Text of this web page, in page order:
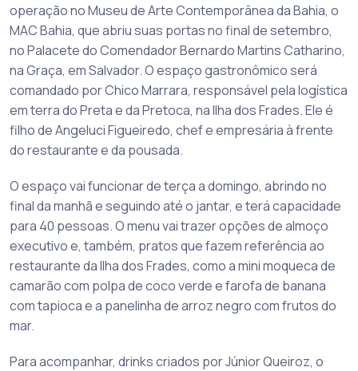
operação no Museu de Arte Contemporânea da Bahia, o
MAC Bahia, que abriu suas portas no final de setembro,
no Palacete do Comendador Bernardo Martins Catharino,
na Graça, em Salvador. O espaço gastronômico será
comandado por Chico Marrara, responsável pela logística
em terra do Preta e da Pretoca, na Ilha dos Frades. Ele é
filho de Angeluci Figueiredo, chef e empresária à frente
do restaurante e da pousada.
O espaço vai funcionar de terça a domingo, abrindo no
final da manhã e seguindo até o jantar, e terá capacidade
para 40 pessoas. O menu vai trazer opções de almoço
executivo e, também, pratos que fazem referência ao
restaurante da Ilha dos Frades, como a mini moqueca de
camarão com polpa de coco verde e farofa de banana
com tapioca e a panelinha de arroz negro com frutos do
mar.
Para acompanhar, drinks criados por Júnior Queiroz, o